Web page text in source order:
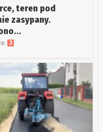
teren pod
zasypany.
3